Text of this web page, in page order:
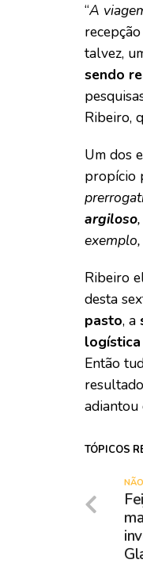
“A
talvez,
sendo
Ribeiro,
Um dos
propício
argiloso
exemplo,
Ribeiro
desta
pasto, a
logística
Então
adiantou
TÓPICOS